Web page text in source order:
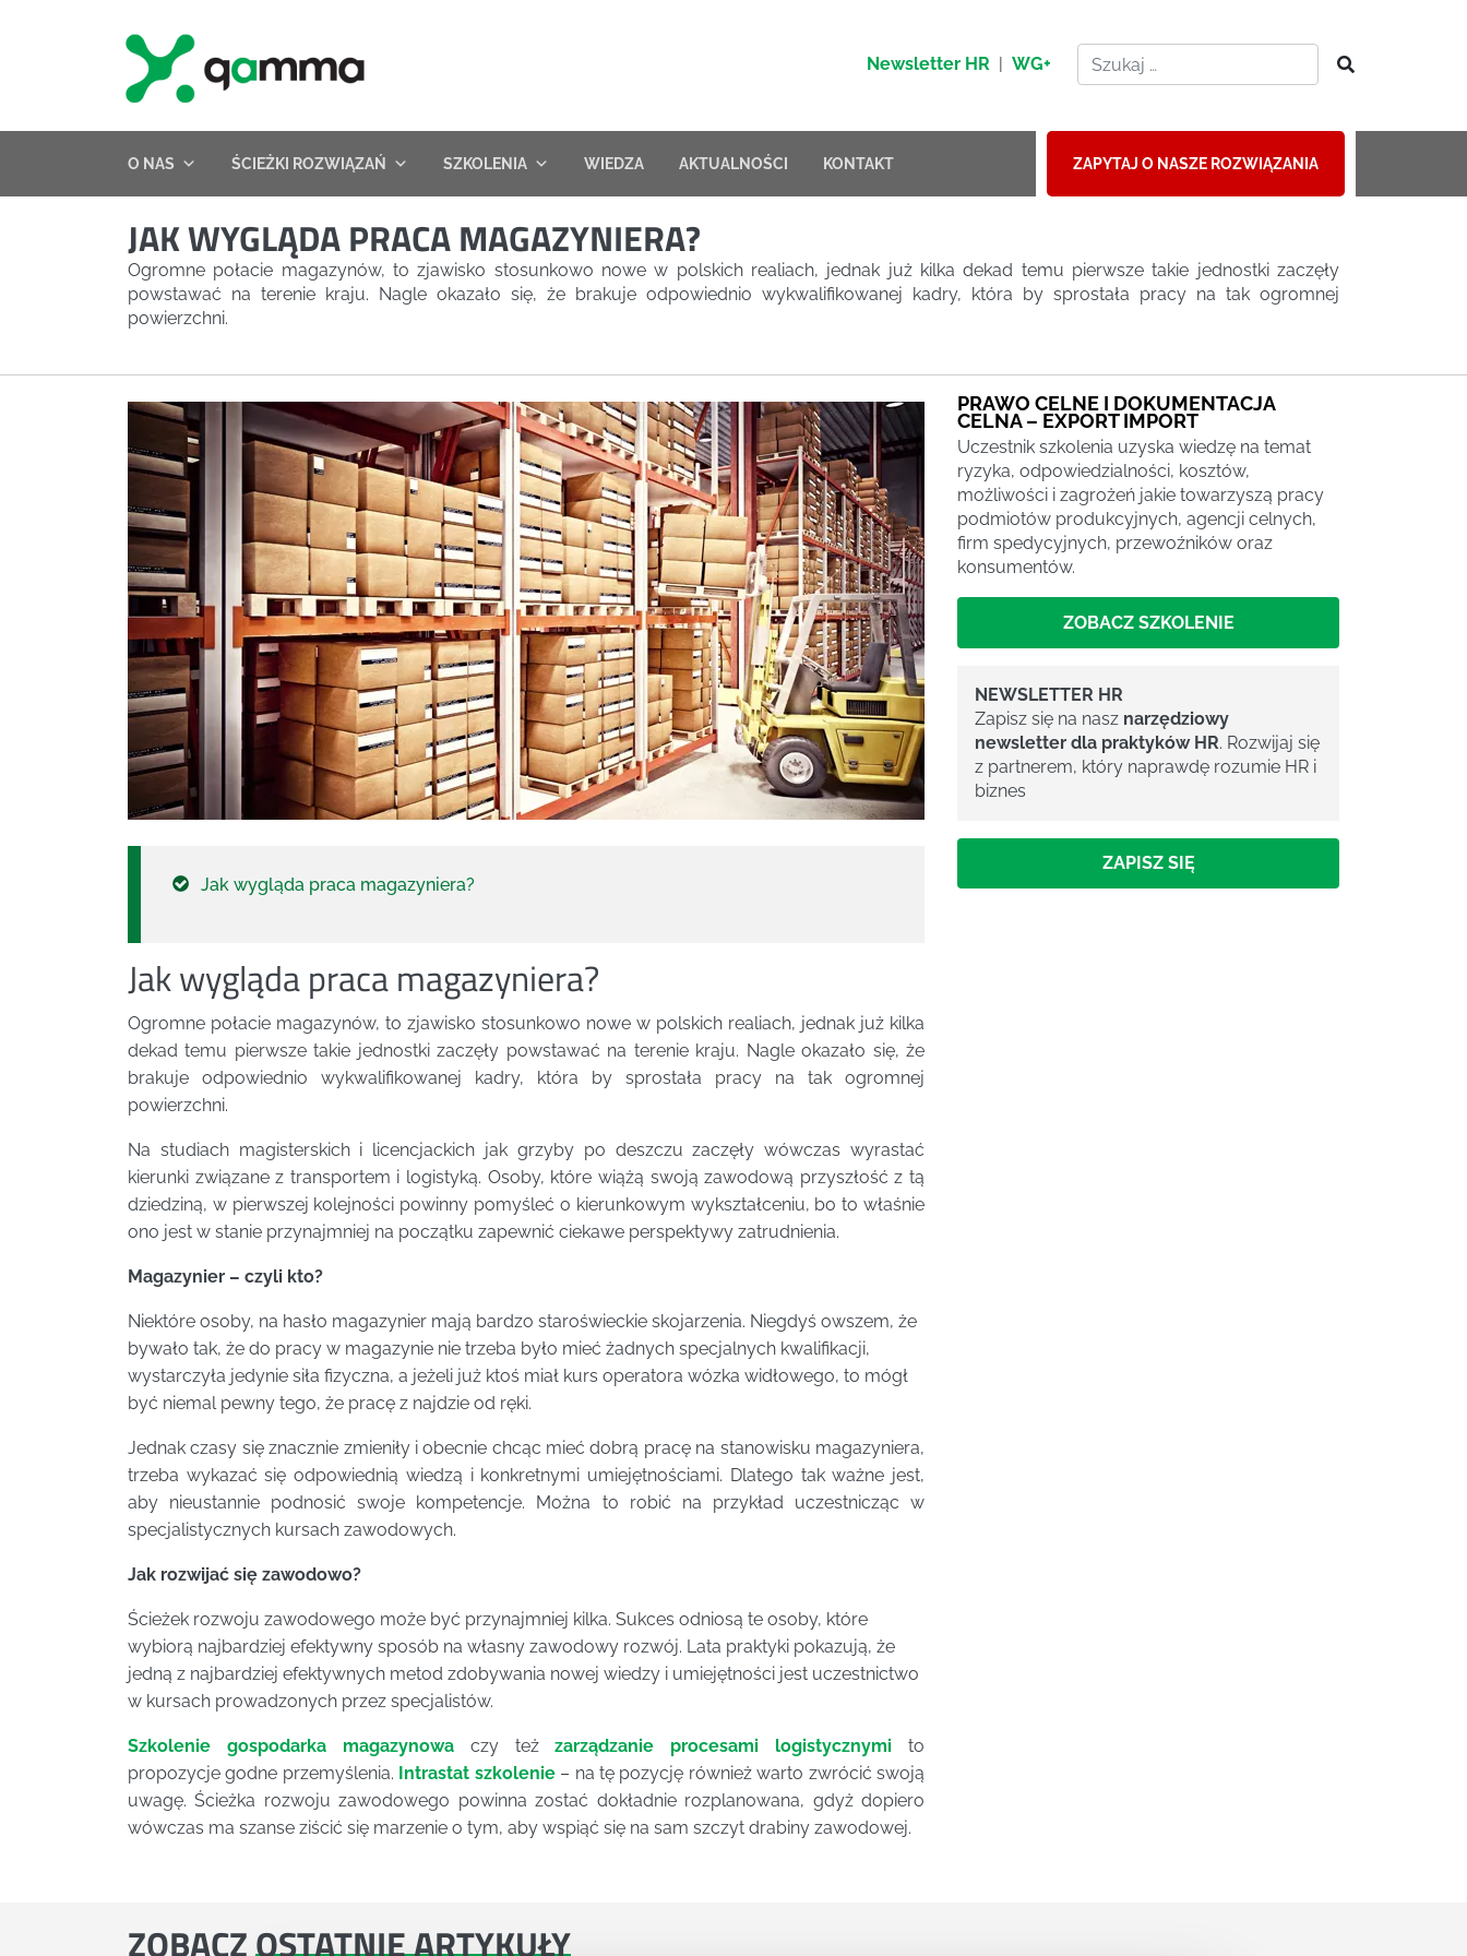
Newsletter HR | WG+
O NAS ŚCIEŻKI ROZWIĄZAŃ SZKOLENIA WIEDZA AKTUALNOŚCI KONTAKT ZAPYTAJ O NASZE ROZWIĄZANIA
JAK WYGLĄDA PRACA MAGAZYNIERA?
Ogromne połacie magazynów, to zjawisko stosunkowo nowe w polskich realiach, jednak już kilka dekad temu pierwsze takie jednostki zaczęły
powstawać na terenie kraju. Nagle okazało się, że brakuje odpowiednio wykwalifikowanej kadry, która by sprostała pracy na tak ogromnej
powierzchni.
Jak wygląda praca magazyniera?
Jak wygląda praca magazyniera?
Ogromne połacie magazynów, to zjawisko stosunkowo nowe w polskich realiach, jednak już kilka
dekad temu pierwsze takie jednostki zaczęły powstawać na terenie kraju. Nagle okazało się, że
brakuje odpowiednio wykwalifikowanej kadry, która by sprostała pracy na tak ogromnej
powierzchni.
Na studiach magisterskich i licencjackich jak grzyby po deszczu zaczęły wówczas wyrastać
kierunki związane z transportem i logistyką. Osoby, które wiążą swoją zawodową przyszłość z tą
dziedziną, w pierwszej kolejności powinny pomyśleć o kierunkowym wykształceniu, bo to właśnie
ono jest w stanie przynajmniej na początku zapewnić ciekawe perspektywy zatrudnienia.
Magazynier – czyli kto?
Niektóre osoby, na hasło magazynier mają bardzo staroświeckie skojarzenia. Niegdyś owszem, że
bywało tak, że do pracy w magazynie nie trzeba było mieć żadnych specjalnych kwalifikacji,
wystarczyła jedynie siła fizyczna, a jeżeli już ktoś miał kurs operatora wózka widłowego, to mógł
być niemal pewny tego, że pracę z najdzie od ręki.
Jednak czasy się znacznie zmieniły i obecnie chcąc mieć dobrą pracę na stanowisku magazyniera,
trzeba wykazać się odpowiednią wiedzą i konkretnymi umiejętnościami. Dlatego tak ważne jest,
aby nieustannie podnosić swoje kompetencje. Można to robić na przykład uczestnicząc w
specjalistycznych kursach zawodowych.
Jak rozwijać się zawodowo?
Ścieżek rozwoju zawodowego może być przynajmniej kilka. Sukces odniosą te osoby, które
wybiorą najbardziej efektywny sposób na własny zawodowy rozwój. Lata praktyki pokazują, że
jedną z najbardziej efektywnych metod zdobywania nowej wiedzy i umiejętności jest uczestnictwo
w kursach prowadzonych przez specjalistów.
Szkolenie gospodarka magazynowaczy teżzarządzanie procesami logistycznymi to
propozycje godne przemyślenia. Intrastat szkolenie– na tę pozycję również warto zwrócić swoją
uwagę. Ścieżka rozwoju zawodowego powinna zostać dokładnie rozplanowana, gdyż dopiero
wówczas ma szanse ziścić się marzenie o tym, aby wspiąć się na sam szczyt drabiny zawodowej.
PRAWO CELNE I DOKUMENTACJA
CELNA – EXPORT IMPORT
Uczestnik szkolenia uzyska wiedzę na temat
ryzyka, odpowiedzialności, kosztów,
możliwości i zagrożeń jakie towarzyszą pracy
podmiotów produkcyjnych, agencji celnych,
firm spedycyjnych, przewoźników oraz
konsumentów.
ZOBACZ SZKOLENIE
NEWSLETTER HR
Zapisz się na nasz narzędziowy
newsletter dla praktyków HR. Rozwijaj się
z partnerem, który naprawdę rozumie HR i
biznes
ZAPISZ SIĘ
ZOBACZOSTATNIE ARTYKUŁY